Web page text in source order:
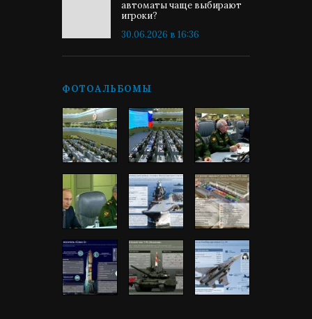
автоматы чаще выбирают
игроки?
30.06.2026 в 16:36
ФОТОАЛЬБОМЫ